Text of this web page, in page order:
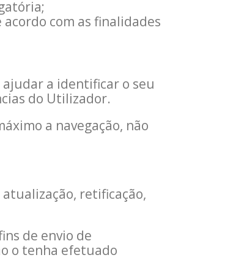
com as finalidades
ajudar a identificar o seu
do Utilizador.
a navegação, não
retificação,
de envio de
o tenha efetuado